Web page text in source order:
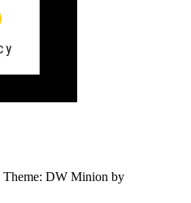
Theme: DW Minion by